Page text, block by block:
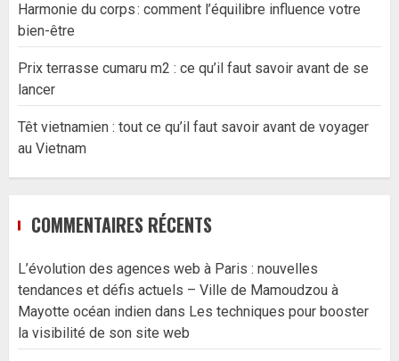
Harmonie du corps : comment l’équilibre influence votre
bien-être
Prix terrasse cumaru m2 : ce qu’il faut savoir avant de se
lancer
Têt vietnamien : tout ce qu’il faut savoir avant de voyager
au Vietnam
COMMENTAIRES RÉCENTS
L’évolution des agences web à Paris : nouvelles
tendances et défis actuels – Ville de Mamoudzou à
Mayotte océan indien dans Les techniques pour booster
la visibilité de son site web